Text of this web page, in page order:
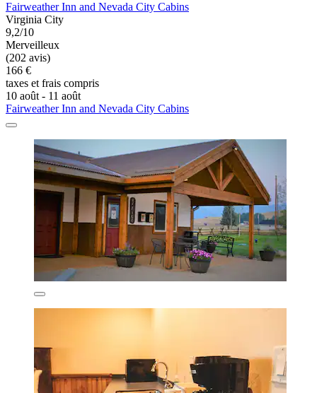
Fairweather Inn and Nevada City Cabins
Virginia City
9,2/10
Merveilleux
(202 avis)
166 €
taxes et frais compris
10 août - 11 août
Fairweather Inn and Nevada City Cabins